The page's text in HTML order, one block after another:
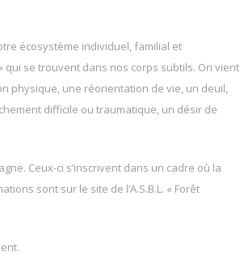
écosystème individuel, familial et
se trouvent dans nos corps subtils. On vient
physique, une réorientation de vie, un deuil,
difficile ou traumatique, un désir de
Ceux-ci s’inscrivent dans un cadre où la
sont sur le site de l’A.S.B.L. « Forêt